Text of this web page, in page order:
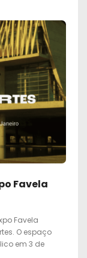
Favela
Favela
O espaço
em 3 de